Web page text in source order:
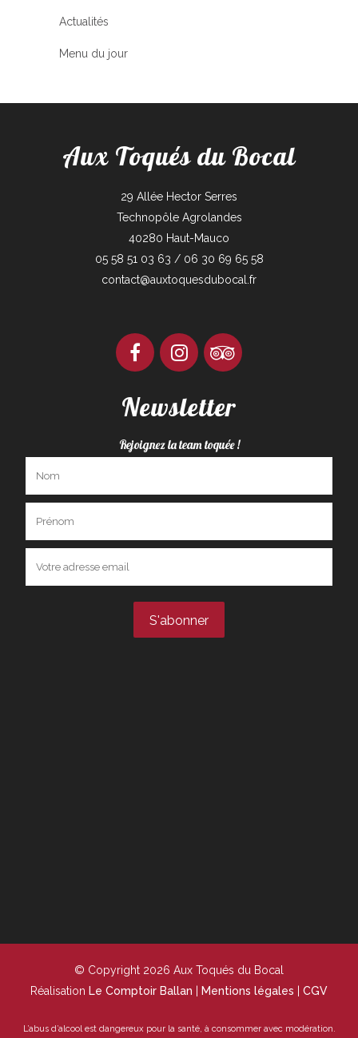
Actualités
Menu du jour
Aux Toqués du Bocal
29 Allée Hector Serres
Technopôle Agrolandes
40280 Haut-Mauco
05 58 51 03 63 / 06 30 69 65 58
contact@auxtoquesdubocal.fr
Newsletter
Rejoignez la team toquée !
© Copyright 2026 Aux Toqués du Bocal
Réalisation Le Comptoir Ballan Mentions légales CGV
L’abus d’alcool est dangereux pour la santé, à consommer avec modération.